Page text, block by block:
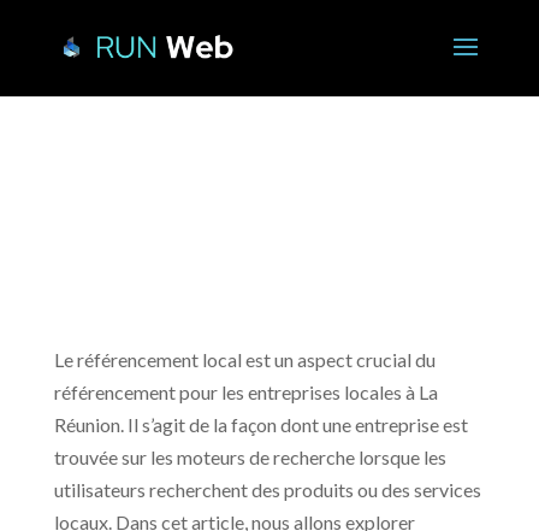
Le référencement local est un aspect crucial du
référencement pour les entreprises locales à La
Réunion. Il s’agit de la façon dont une entreprise est
trouvée sur les moteurs de recherche lorsque les
utilisateurs recherchent des produits ou des services
locaux. Dans cet article, nous allons explorer